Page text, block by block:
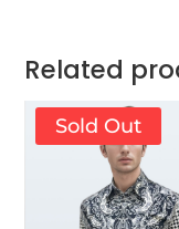
Related
Sold Out